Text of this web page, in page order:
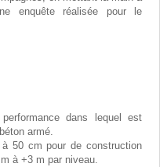
enquête réalisée pour le
dans lequel est
armé.
50 cm pour de construction
à +3 m par niveau.